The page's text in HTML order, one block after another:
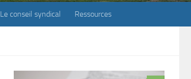
Le conseil syndical Ressources